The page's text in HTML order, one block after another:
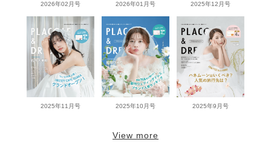
2026年02月号 2026年01月号 2025年12月号
2025年11月号 2025年10月号 2025年9月号
View more